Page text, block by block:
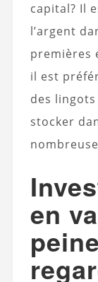
capital? Il
l’argent
premières
il est
des
stocker
en